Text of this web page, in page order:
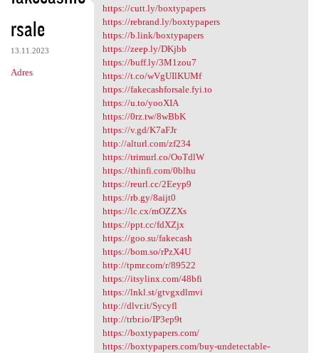
rsale
13.11.2023
Adres
https://bit.ly/boxtypapers
https://cutt.ly/boxtypapers
https://rebrand.ly/boxtypapers
https://b.link/boxtypapers
https://zeep.ly/DKjbb
https://buff.ly/3M1zou7
https://t.co/wVgUIlKUMf
https://fakecashforsale.fyi.to
https://u.to/yooXIA
https://0rz.tw/8wBbK
https://v.gd/K7aFJr
http://alturl.com/zf234
https://trimurl.co/OoTdlW
https://thinfi.com/0blhu
https://reurl.cc/2Eeyp9
https://rb.gy/8aijt0
https://lc.cx/mOZZXs
https://ppt.cc/fdXZjx
https://goo.su/fakecash
https://bom.so/rPzX4U
http://tpmr.com/r/89522
https://itsylinx.com/48bfi
https://lnkl.st/gtvgxdlmvi
http://dlvr.it/Sycyfl
http://trbr.io/IP3ep9t
https://boxtypapers.com/
https://boxtypapers.com/buy-undetectable-